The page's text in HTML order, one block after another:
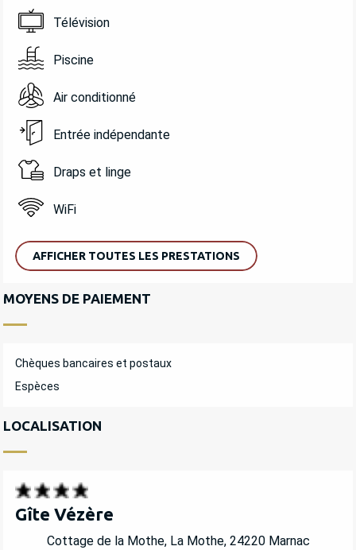
Télévision
Piscine
Air conditionné
Entrée indépendante
Draps et linge
WiFi
AFFICHER TOUTES LES PRESTATIONS
MOYENS DE PAIEMENT
Chèques bancaires et postaux
Espèces
LOCALISATION
Gîte Vézère
Cottage de la Mothe, La Mothe, 24220 Marnac